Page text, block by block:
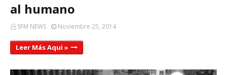
al humano
SFM NEWS Noviembre 25, 2014
Leer Más Aqui »